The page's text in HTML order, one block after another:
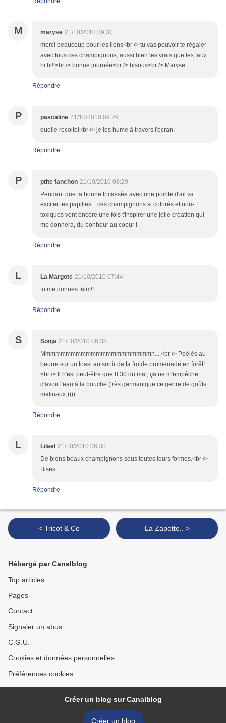
M maryse 21/10/2010 09:30
merci beaucoup pour les liens<br /> tu vas pouvoir te régaler
avec tous ces champignons; aussi bien les vrais que les faux
hi hi!!<br /> bonne journée<br /> bisous<br /> Maryse
Répondre
P pascaline 21/10/2010 09:29
quelle récolte!<br /> je les hume à travers l'écran!
Répondre
P ptite fanchon 21/10/2010 08:29
Pendant que ta bonne fricassée avec une pointe d'ail va
exciter tes papilles... ces champignons si colorés et non-
toxiques vont encore une fois t'inspirer une jolie création qui
me donnera, du bonheur au coeur !
Répondre
L La Margote 21/10/2010 07:44
tu me donnes faim!!
Répondre
S Sonja 21/10/2010 06:35
Mmmmmmmmmmmmmmmmmmmmmmh....<br /> Poêlés au
beurre sur un toast au sortir de ta froide promenade en forêt!
<br /> Il n'est peut-être que 8:30 du mat, ça ne m'empêche
d'avoir l'eau à la bouche (très germanique ce genre de goûts
matinaux;))))
Répondre
L Lilaël 21/10/2010 06:30
De biens beaux champignons sous toutes leurs formes.<br />
Bises
Répondre
< Tricot & Co La Zapette.. >
Hébergé par Canalblog
Top articles
Pages
Contact
Signaler un abus
C.G.U.
Cookies et données personnelles
Préférences cookies
Créer un blog sur Canalblog
Créer un blog